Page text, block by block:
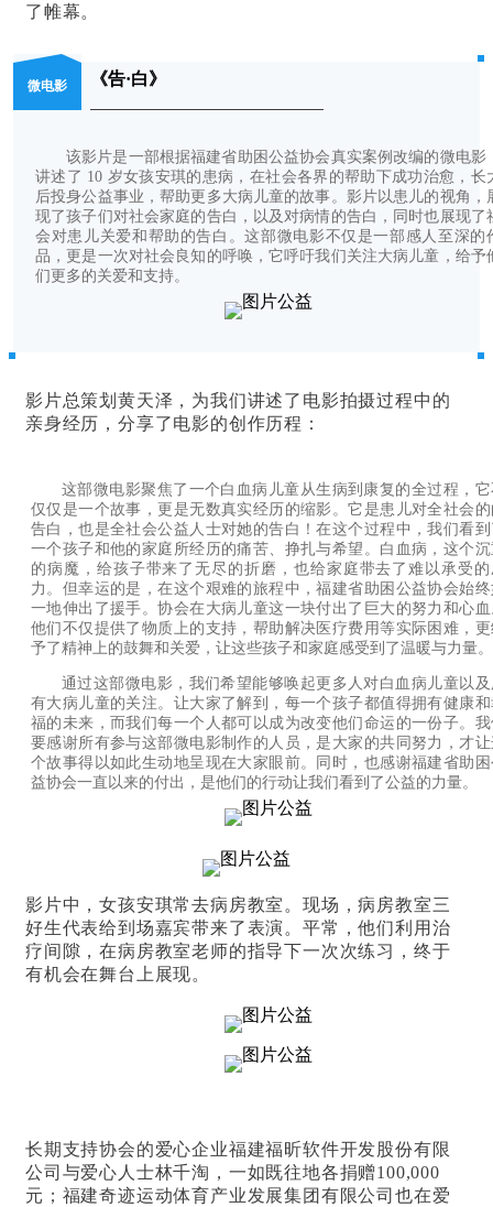
了帷幕。
微电影 《告·白》
该影片是一部根据福建省助困公益协会真实案例改编的微电影
讲述了 10 岁女孩安琪的患病，在社会各界的帮助下成功治愈，长
后投身公益事业，帮助更多大病儿童的故事。影片以患儿的视角，
现了孩子们对社会家庭的告白，以及对病情的告白，同时也展现了
会对患儿关爱和帮助的告白。这部微电影不仅是一部感人至深的
品，更是一次对社会良知的呼唤，它呼吁我们关注大病儿童，给予
们更多的关爱和支持。
影片总策划黄天泽，为我们讲述了电影拍摄过程中的
亲身经历，分享了电影的创作历程：
这部微电影聚焦了一个白血病儿童从生病到康复的全过程，它
仅仅是一个故事，更是无数真实经历的缩影。它是患儿对全社会
告白，也是全社会公益人士对她的告白！在这个过程中，我们看到
一个孩子和他的家庭所经历的痛苦、挣扎与希望。白血病，这个沉
的病魔，给孩子带来了无尽的折磨，也给家庭带去了难以承受的
力。但幸运的是，在这个艰难的旅程中，福建省助困公益协会始终
一地伸出了援手。协会在大病儿童这一块付出了巨大的努力和心血
他们不仅提供了物质上的支持，帮助解决医疗费用等实际困难，更
予了精神上的鼓舞和关爱，让这些孩子和家庭感受到了温暖与力量。
通过这部微电影，我们希望能够唤起更多人对白血病儿童以及
有大病儿童的关注。让大家了解到，每一个孩子都值得拥有健康和
福的未来，而我们每一个人都可以成为改变他们命运的一份子。
要感谢所有参与这部微电影制作的人员，是大家的共同努力，才让
个故事得以如此生动地呈现在大家眼前。同时，也感谢福建省助困
益协会一直以来的付出，是他们的行动让我们看到了公益的力量。
影片中，女孩安琪常去病房教室。现场，病房教室三
好生代表给到场嘉宾带来了表演。平常，他们利用治
疗间隙，在病房教室老师的指导下一次次练习，终于
有机会在舞台上展现。
长期支持协会的爱心企业福建福昕软件开发股份有限
公司与爱心人士林千淘，一如既往地各捐赠100,000
元；福建奇迹运动体育产业发展集团有限公司也在爱